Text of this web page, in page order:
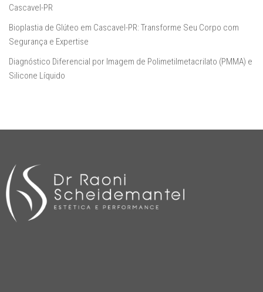
Cascavel-PR
Bioplastia de Glúteo em Cascavel-PR: Transforme Seu Corpo com
Segurança e Expertise
Diagnóstico Diferencial por Imagem de Polimetilmetacrilato (PMMA) e
Silicone Líquido